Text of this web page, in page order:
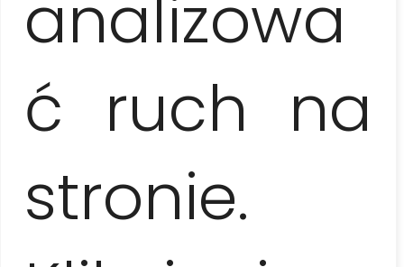
analizowa
ć ruch na
stronie.
CIENFUEGOS Y TRINIDAD – PERLAS
COLONIALES DEL SUR